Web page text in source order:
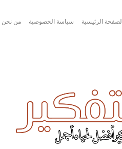
الصفحة الرئيسية سياسة الخصوصية من نحن